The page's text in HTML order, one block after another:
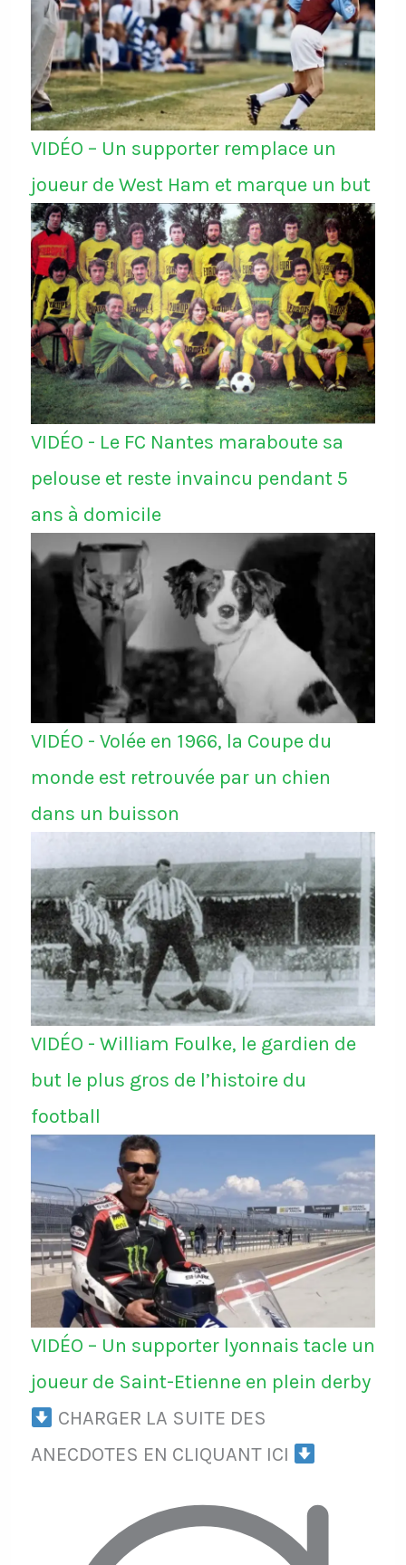
VIDÉO – Un supporter remplace un
joueur de West Ham et marque un but
VIDÉO - Le FC Nantes maraboute sa
pelouse et reste invaincu pendant 5
ans à domicile
VIDÉO - Volée en 1966, la Coupe du
monde est retrouvée par un chien
dans un buisson
VIDÉO - William Foulke, le gardien de
but le plus gros de l’histoire du
football
VIDÉO – Un supporter lyonnais tacle un
joueur de Saint-Etienne en plein derby
CHARGER LA SUITE DES
ANECDOTES EN CLIQUANT ICI